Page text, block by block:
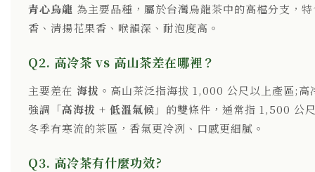
青心烏龍 為主要品種，屬於台灣烏龍茶中的高檔分支，
香、清揚花果香、喉韻深、耐泡度高。
Q2. 高冷茶 vs 高山茶差在哪裡？
主要差在 海拔 。高山茶泛指海拔 1,000 公尺以上產區;高
強調「高海拔 + 低溫氣候 」的雙條件，通常指 1,500 公
冬季有寒流的茶區，香氣更冷冽、口感更細膩。
Q3. 高冷茶有什麼功效?